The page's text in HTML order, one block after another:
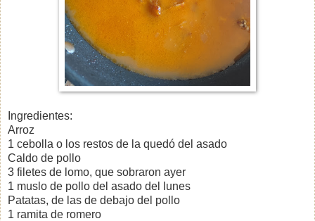
Ingredientes:
Arroz
1 cebolla o los restos de la quedó del asado
Caldo de pollo
3 filetes de lomo, que sobraron ayer
1 muslo de pollo del asado del lunes
Patatas, de las de debajo del pollo
1 ramita de romero